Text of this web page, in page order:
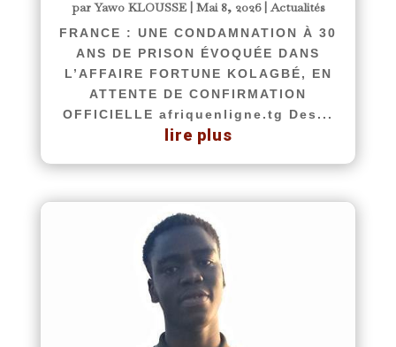
parYawo KLOUSSE| Mai 8, 2026|Actualités
FRANCE : UNE CONDAMNATION À 30
ANS DE PRISON ÉVOQUÉE DANS
L’AFFAIRE FORTUNE KOLAGBÉ, EN
ATTENTE DE CONFIRMATION
OFFICIELLE afriquenligne.tg Des...
lire plus